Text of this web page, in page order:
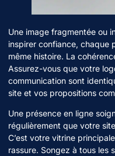
Une image fragmentée ou
inspirer confiance, chaque
même histoire. La
Assurez-vous que votre
communication sont
site et vos propositions
Une présence en ligne
régulièrement que votre
C’est votre vitrine
rassure. Songez à tous les